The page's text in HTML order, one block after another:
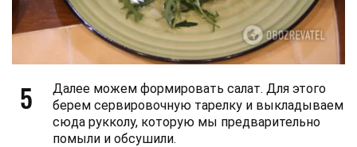
5
Далее можем формировать салат. Для этого
берем сервировочную тарелку и выкладываем
сюда рукколу, которую мы предварительно
помыли и обсушили.